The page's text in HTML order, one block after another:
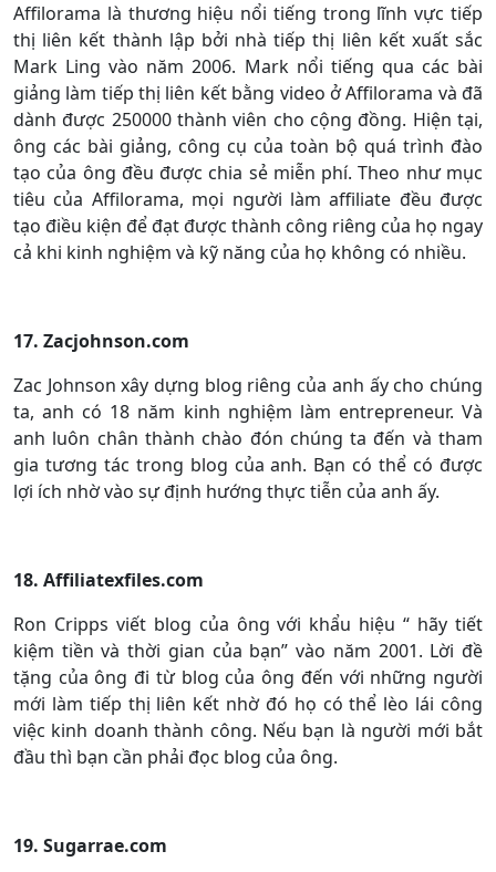
Affilorama là thương hiệu nổi tiếng trong lĩnh vực tiếp
thị liên kết thành lập bởi nhà tiếp thị liên kết xuất sắc
Mark Ling vào năm 2006. Mark nổi tiếng qua các bài
giảng làm tiếp thị liên kết bằng video ở Affilorama và đã
dành được 250000 thành viên cho cộng đồng. Hiện tại,
ông các bài giảng, công cụ của toàn bộ quá trình đào
tạo của ông đều được chia sẻ miễn phí. Theo như mục
tiêu của Affilorama, mọi người làm affiliate đều được
tạo điều kiện để đạt được thành công riêng của họ ngay
cả khi kinh nghiệm và kỹ năng của họ không có nhiều.
17. Zacjohnson.com
Zac Johnson xây dựng blog riêng của anh ấy cho chúng
ta, anh có 18 năm kinh nghiệm làm entrepreneur. Và
anh luôn chân thành chào đón chúng ta đến và tham
gia tương tác trong blog của anh. Bạn có thể có được
lợi ích nhờ vào sự định hướng thực tiễn của anh ấy.
18. Affiliatexfiles.com
Ron Cripps viết blog của ông với khẩu hiệu “ hãy tiết
kiệm tiền và thời gian của bạn” vào năm 2001. Lời đề
tặng của ông đi từ blog của ông đến với những người
mới làm tiếp thị liên kết nhờ đó họ có thể lèo lái công
việc kinh doanh thành công. Nếu bạn là người mới bắt
đầu thì bạn cần phải đọc blog của ông.
19. Sugarrae.com